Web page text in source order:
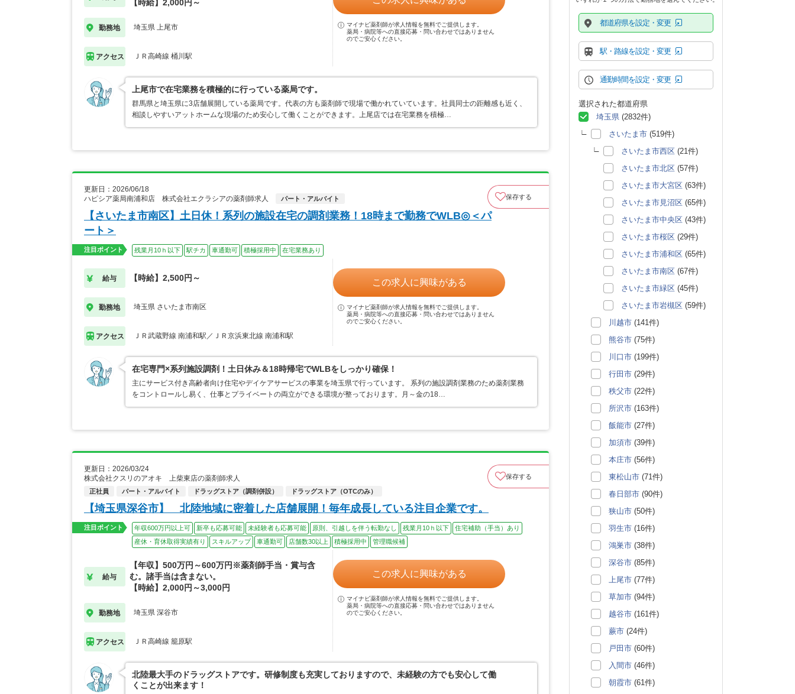
【時給】2,000円～
勤務地 埼玉県 上尾市
アクセス ＪＲ高崎線 桶川駅
マイナビ薬剤師が求人情報を無料でご提供します。
薬局・病院等への直接応募・問い合わせではありません
のでご安心ください。
上尾市で在宅業務を積極的に行っている薬局です。
群馬県と埼玉県に3店舗展開している薬局です。代表の方も薬剤師で現場で働かれていています。社員同士の距離感も近く、
相談しやすいアットホームな現場のため安心して働くことができます。上尾店では在宅業務を積極…
更新日：2026/06/18
ハピシア薬局南浦和店 株式会社エクラシアの薬剤師求人
パート・アルバイト 保存する
【さいたま市南区】土日休！系列の施設在宅の調剤業務！18時まで勤務でWLB◎＜パ
ート＞
注目ポイント 残業月10ｈ以下 駅チカ 車通勤可 積極採用中 在宅業務あり
給与 【時給】2,500円～
勤務地 埼玉県 さいたま市南区
アクセス ＪＲ武蔵野線 南浦和駅／ＪＲ京浜東北線 南浦和駅
この求人に興味がある
マイナビ薬剤師が求人情報を無料でご提供します。
薬局・病院等への直接応募・問い合わせではありません
のでご安心ください。
在宅専門×系列施設調剤！土日休み＆18時帰宅でWLBをしっかり確保！
主にサービス付き高齢者向け住宅やデイケアサービスの事業を埼玉県で行っています。 系列の施設調剤業務のため薬剤業務
をコントロールし易く、仕事とプライベートの両立ができる環境が整っております。月～金の18…
更新日：2026/03/24
株式会社クスリのアオキ 上柴東店の薬剤師求人
正社員 パート・アルバイト ドラッグストア（調剤併設） ドラッグストア（OTCのみ）
保存する
【埼玉県深谷市】 北陸地域に密着した店舗展開！毎年成長している注目企業です。
注目ポイント 年収600万円以上可 新卒も応募可能 未経験者も応募可能 原則、引越しを伴う転勤なし 残業月10ｈ以下
住宅補助（手当）あり
産休・育休取得実績有り
スキルアップ 車通勤可 店舗数30以上 積極採用中 管理職候補
給与
【年収】500万円～600万円※薬剤師手当・賞与含
む。諸手当は含まない。
【時給】2,000円～3,000円
勤務地 埼玉県 深谷市
アクセス ＪＲ高崎線 籠原駅
この求人に興味がある
マイナビ薬剤師が求人情報を無料でご提供します。
薬局・病院等への直接応募・問い合わせではありません
のでご安心ください。
北陸最大手のドラッグストアです。研修制度も充実しておりますので、未経験の方でも安心して働
くことが出来ます！
都道府県を設定・変更
駅・路線を設定・変更
通勤時間を設定・変更
選択された都道府県
埼玉県 (2832件)
さいたま市 (519件)
さいたま市西区 (21件)
さいたま市北区 (57件)
さいたま市大宮区 (63件)
さいたま市見沼区 (65件)
さいたま市中央区 (43件)
さいたま市桜区 (29件)
さいたま市浦和区 (65件)
さいたま市南区 (67件)
さいたま市緑区 (45件)
さいたま市岩槻区 (59件)
川越市 (141件)
熊谷市 (75件)
川口市 (199件)
行田市 (29件)
秩父市 (22件)
所沢市 (163件)
飯能市 (27件)
加須市 (39件)
本庄市 (56件)
東松山市 (71件)
春日部市 (90件)
狭山市 (50件)
羽生市 (16件)
鴻巣市 (38件)
深谷市 (85件)
上尾市 (77件)
草加市 (94件)
越谷市 (161件)
蕨市 (24件)
戸田市 (60件)
入間市 (46件)
朝霞市 (61件)